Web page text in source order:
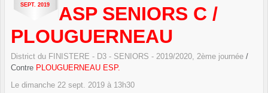
SEPT. 2019
ASP SENIORS C /
PLOUGUERNEAU
District du FINISTERE - D3 - SENIORS - 2019/2020, 2ème journée /
Contre PLOUGUERNEAU ESP.
Le dimanche 22 sept. 2019 à 13h30